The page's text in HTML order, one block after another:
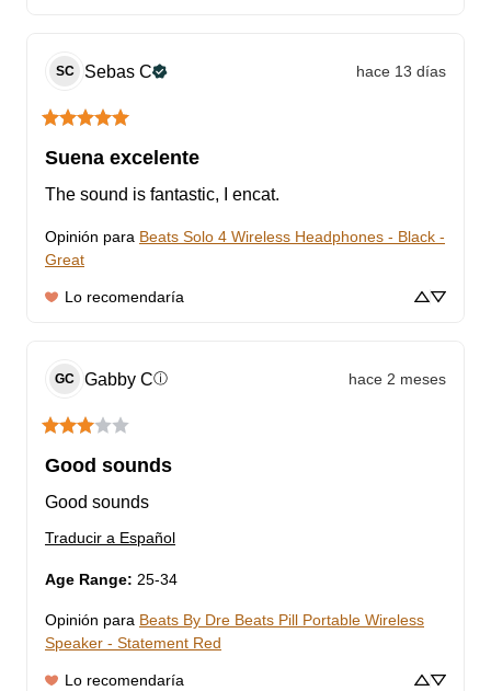
SC Sebas C hace 13 días
Suena excelente
The sound is fantastic, I encat.
Opinión para Beats Solo 4 Wireless Headphones - Black -
Great
Lo recomendaría
GC Gabby Cⓘ hace 2 meses
Good sounds
Good sounds
Traducir a Español
Age Range: 25-34
Opinión para Beats By Dre Beats Pill Portable Wireless
Speaker - Statement Red
Lo recomendaría